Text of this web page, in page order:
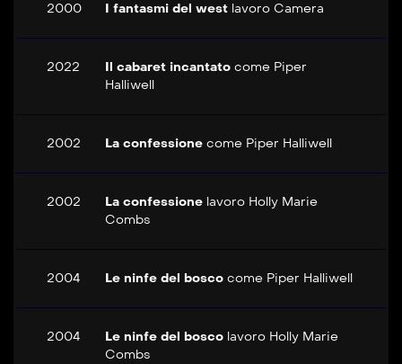
2000 I fantasmi del west lavoro Camera
2022 Il cabaret incantato come Piper
Halliwell
2002 La confessione come Piper Halliwell
2002 La confessione lavoro Holly Marie
Combs
2004 Le ninfe del bosco come Piper Halliwell
2004 Le ninfe del bosco lavoro Holly Marie
Combs